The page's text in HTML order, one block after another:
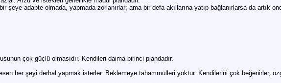
şeye adapte olmada, yapmada zorlanırlar; ama bir defa akıllarına yatıp bağlanırlarsa da artık
çok güçlü olmasıdır. Kendileri daima birinci plandadır.
her şeyi derhal yapmak isterler. Beklemeye tahammülleri yoktur. Kendilerini çok beğenirler,